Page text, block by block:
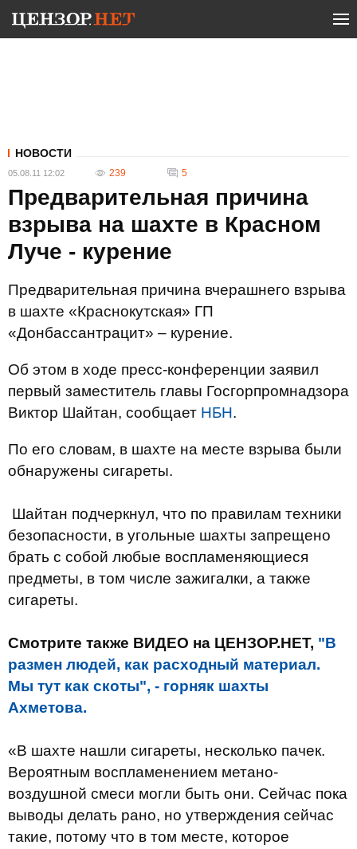
НОВОСТИ
05.08.11 12:02 239 5
Предварительная причина
взрыва на шахте в Красном
Луче - курение
Предварительная причина вчерашнего взрыва
в шахте «Краснокутская» ГП
«Донбассантрацит» – курение.
Об этом в ходе пресс-конференции заявил
первый заместитель главы Госгорпромнадзора
Виктор Шайтан, сообщает НБН.
По его словам, в шахте на месте взрыва были
обнаружены сигареты.
Шайтан подчеркнул, что по правилам техники
безопасности, в угольные шахты запрещено
брать с собой любые воспламеняющиеся
предметы, в том числе зажигалки, а также
сигареты.
Смотрите также ВИДЕО на ЦЕНЗОР.НЕТ, "В
размен людей, как расходный материал.
Мы тут как скоты", - горняк шахты
Ахметова.
«В шахте нашли сигареты, несколько пачек.
Вероятным воспламенением метано-
воздушной смеси могли быть они. Сейчас пока
выводы делать рано, но утверждения сейчас
такие, потому что в том месте, которое